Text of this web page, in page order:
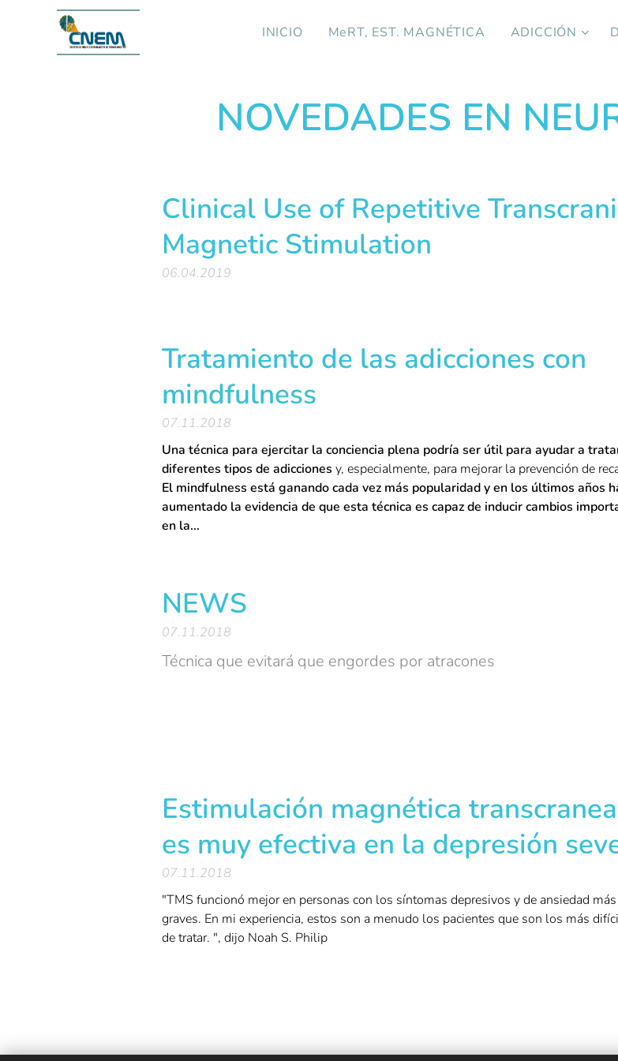
INICIO MeRT, EST. MAGNÉTICA ADICCIÓN
NOVEDADES EN
Clinical Use of Repetitive
Magnetic Stimulation
06.04.2019
Tratamiento de las adicciones con
mindfulness
07.11.2018
Una técnica para ejercitar la conciencia plena podría ser útil para ayudar a
diferentes tipos de adicciones y, especialmente, para mejorar la prevención de
El mindfulness está ganando cada vez más popularidad y en los últimos años
aumentado la evidencia de que esta técnica es capaz de inducir cambios
en la...
NEWS
07.11.2018
Técnica que evitará que engordes por atracones
Estimulación magnética
es muy efectiva en la depresión
07.11.2018
"TMS funcionó mejor en personas con los síntomas depresivos y de ansiedad más
graves. En mi experiencia, estos son a menudo los pacientes que son los más
de tratar. ", dijo Noah S. Philip